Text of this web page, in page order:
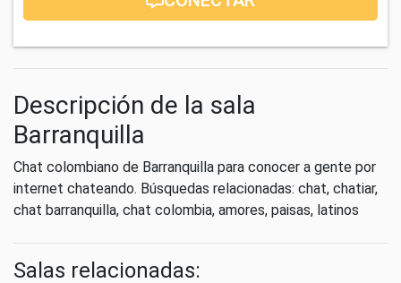
Descripción de la sala
Barranquilla
Chat colombiano de Barranquilla para conocer a gente por
internet chateando. Búsquedas relacionadas: chat, chatiar,
chat barranquilla, chat colombia, amores, paisas, latinos
Salas relacionadas: